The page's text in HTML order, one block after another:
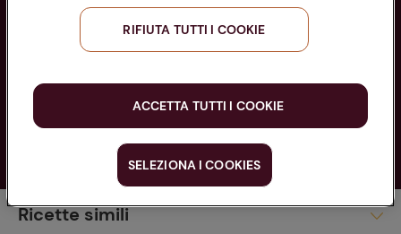
Ricette simili
Scarica l'app
Copyright @ Conad 2025
RIFIUTA TUTTI I COOKIE
ACCETTA TUTTI I COOKIE
SELEZIONA I COOKIES